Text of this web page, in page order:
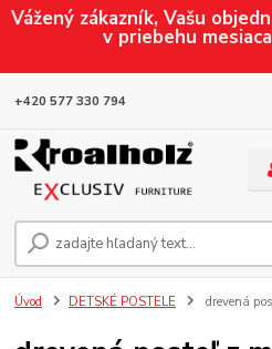
Vážený zákazník, Vašu
v priebehu
+420 577 330 794
Úvod DETSKÉ POSTELE drevená